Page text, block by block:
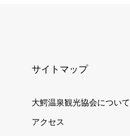
サイトマップ
大鰐温泉観光協会について
アクセス